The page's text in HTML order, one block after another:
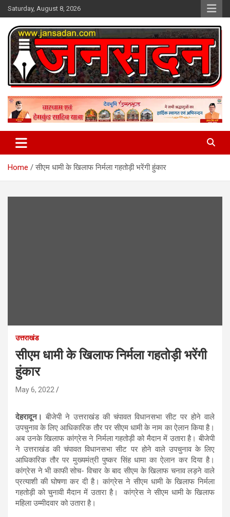
Skip
to
content
Saturday, August 8, 2026
Jan Sadan
Home सीएम धामी के खिलाफ निर्मला गहतोड़ी भरेंगी हुंकार
उत्तराखंड
सीएम धामी के खिलाफ निर्मला गहतोड़ी भरेंगी
हुंकार
May 6, 2022
देहरादून।बीजेपी ने उत्तराखंड की चंपावत विधानसभा सीट पर होने वाले
उपचुनाव के लिए आधिकारिक तौर पर सीएम धामी के नाम का ऐलान किया है।
अब उनके खिलाफ कांग्रेस ने निर्मला गहतोड़ी को मैदान में उतारा है। बीजेपी
ने उत्तराखंड की चंपावत विधानसभा सीट पर होने वाले उपचुनाव के लिए
आधिकारिक तौर पर मुख्यमंत्री पुष्कर सिंह धामा का ऐलान कर दिया है।
कांग्रेस ने भी काफी सोच- विचार के बाद सीएम के खिलाफ चनाव लड़ने वाले
प्रत्याशी की घोषणा कर दी है। कांग्रेस ने सीएम धामी के खिलाफ निर्मला
गहतोड़ी को चुनावी मैदान में उतारा है। कांग्रेस ने सीएम धामी के खिलाफ
महिला उम्मीदवार को उतारा है।